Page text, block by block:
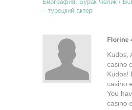
Биография: Бурак Челик /
– турецкий актер
Florine
Kudos,
casino
Kudos!
casino
You
casino